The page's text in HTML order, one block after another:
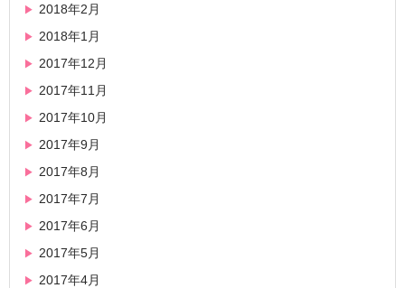
2018年2月
2018年1月
2017年12月
2017年11月
2017年10月
2017年9月
2017年8月
2017年7月
2017年6月
2017年5月
2017年4月